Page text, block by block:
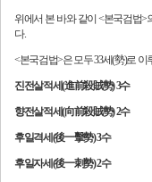
위에서 본 바와 같이 <본국검법
다.
<본국검법>은 모두 33세(勢)로 이
진전살적세(進前殺賊勢) 3수
향전살적세(向前殺賊勢) 2수
후일격세(後一擊勢) 3수
후일자세(後一刺勢) 2수